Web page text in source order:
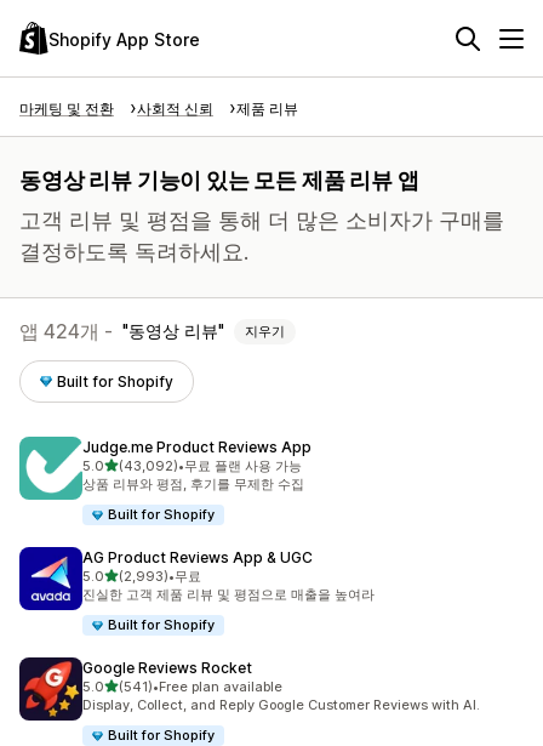
Shopify App Store
마케팅 및 전환 사회적 신뢰 제품 리뷰
동영상 리뷰 기능이 있는 모든 제품 리뷰 앱
고객 리뷰 및 평점을 통해 더 많은 소비자가 구매를
결정하도록 독려하세요.
앱 424개 - 동영상 리뷰 지우기
Built for Shopify
Judge.me Product Reviews App
5.0별 5개 중
(43,092)
총 리뷰 43092개
•무료 플랜 사용 가능
상품 리뷰와 평점, 후기를 무제한 수집
Built for Shopify
AG Product Reviews App & UGC
5.0별 5개 중
(2,993)
총 리뷰 2993개
•무료
진실한 고객 제품 리뷰 및 평점으로 매출을 높여라
Built for Shopify
Google Reviews Rocket
5.0별 5개 중
(541)
총 리뷰 541개
•Free plan available
Display, Collect, and Reply Google Customer Reviews with AI.
Built for Shopify